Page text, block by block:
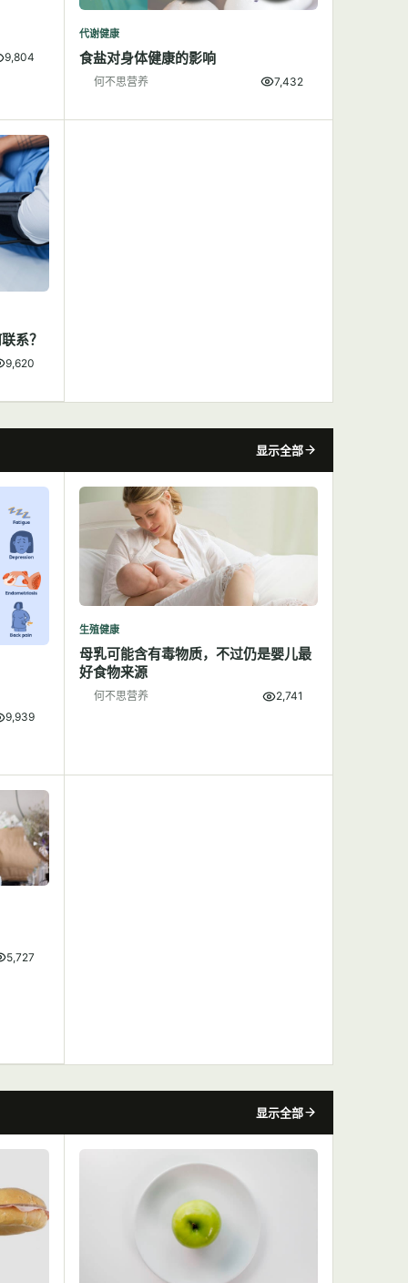
9,804
代谢健康
食盐对身体健康的影响
何不思营养 7,432
系？
9,620
显示全部
9,939
生殖健康
母乳可能含有毒物质，不过仍是婴儿最
好食物来源
何不思营养 2,741
5,727
显示全部